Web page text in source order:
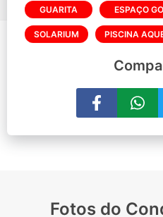
GUARITA ESPAÇO
SOLARIUM PISCINA
Fotos do